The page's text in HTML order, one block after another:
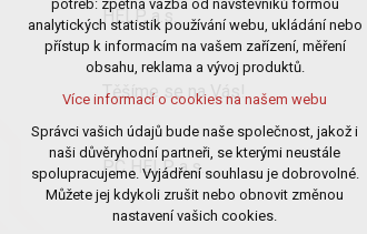
HELP, a.s.
Těšíme se na Vás!
PC HELP, a.s.
udržení kontextu stránek (session):
případná přihlášení, volby jazyka, apod.
Volitelná cookies
analytická pro anonymizované
vyhodnocení návštěvnosti
marketingová cookies (Google)
Více informací o cookies na našem webu
potřeb: zpětná vazba od návštěvníků formou
analytických statistik používání webu, ukládání nebo
přístup k informacím na vašem zařízení, měření
obsahu, reklama a vývoj produktů.
Více informací o cookies na našem webu
Správci vašich údajů bude naše společnost, jakož i
naši důvěryhodní partneři, se kterými neustále
spolupracujeme. Vyjádření souhlasu je dobrovolné.
Můžete jej kdykoli zrušit nebo obnovit změnou
nastavení vašich cookies.